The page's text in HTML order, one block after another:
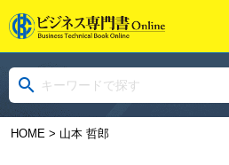
HOME> 山本 哲郎